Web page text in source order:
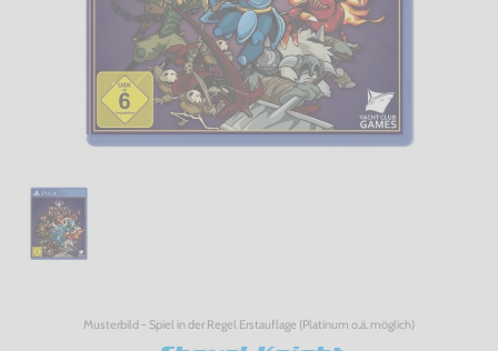
Musterbild - Spiel in der Regel Erstauflage (Platinum o.ä. möglich)